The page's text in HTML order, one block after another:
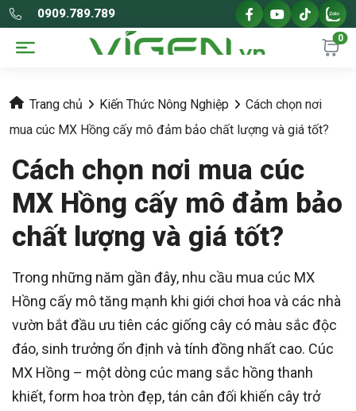
0909.789.789
0
Trang chủ Kiến Thức Nông Nghiệp
Cách chọn nơi
mua cúc MX Hồng cấy mô đảm bảo chất lượng và giá tốt?
Cách chọn nơi mua cúc
MX Hồng cấy mô đảm bảo
chất lượng và giá tốt?
Trong những năm gần đây, nhu cầu mua cúc MX
Hồng cấy mô tăng mạnh khi giới chơi hoa và các nhà
vườn bắt đầu ưu tiên các giống cây có màu sắc độc
đáo, sinh trưởng ổn định và tính đồng nhất cao. Cúc
MX Hồng – một dòng cúc mang sắc hồng thanh
khiết, form hoa tròn đẹp, tán cân đối khiến cây trở